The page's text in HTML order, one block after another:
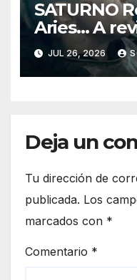
SATURNO
Aries… A
acciones
mejor las
JUL 26, 2026
Deja un
Tu dirección de
publicada. Los
marcados con *
Comentario *